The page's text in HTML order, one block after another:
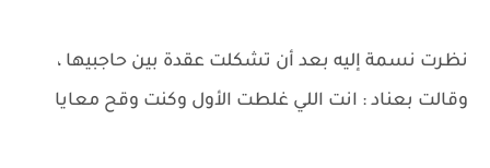
نظرت نسمة إليه بعد أن تشكلت عقدة بين حاجبيها ،
وقالت بعناد : انت اللي غلطت الأول وكنت وقح معايا